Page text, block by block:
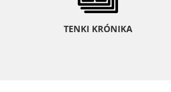
TENKI KRÓNIKA